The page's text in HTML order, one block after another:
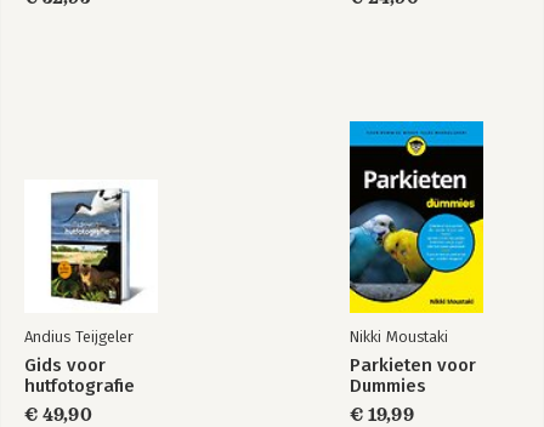
Andius Teijgeler
Gids voor
hutfotografie
€ 49,90
Nikki Moustaki
Parkieten voor
Dummies
€ 19,99